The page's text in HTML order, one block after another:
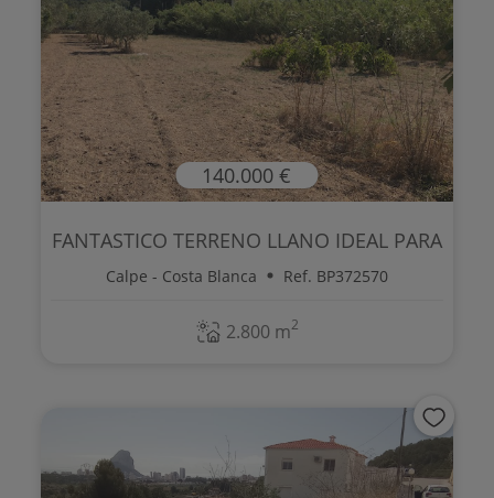
140.000 €
FANTASTICO TERRENO LLANO IDEAL PARA
CULT...
Calpe - Costa Blanca Ref. BP372570
2.800 m2